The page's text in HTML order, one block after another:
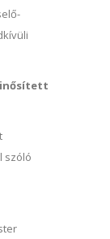
szóló